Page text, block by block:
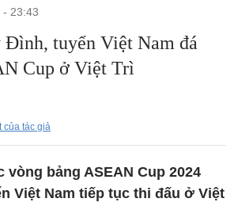
- 23:43
tuyển Việt Nam đá
Cup ở Việt Trì
của tác giả
vòng bảng ASEAN Cup 2024
Việt Nam tiếp tục thi đấu ở Việt